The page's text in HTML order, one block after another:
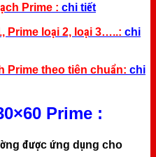
Prime : chi tiết
Prime loại 2, loại 3…..: chi
Prime theo tiên chuẩn: chi
Prime :
được ứng dụng cho